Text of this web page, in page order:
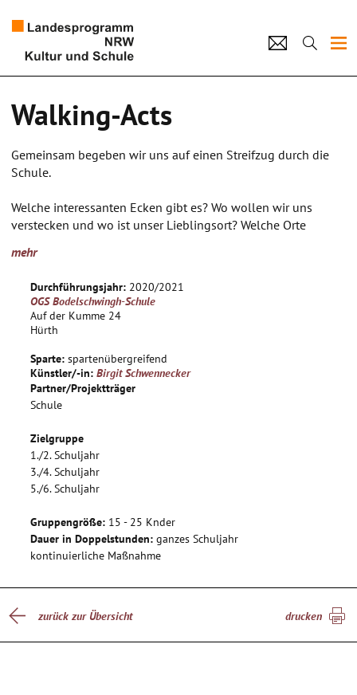
Künstlerpool
Schulen
Kultur und Schule
Walking-Acts
Gemeinsam begeben wir uns auf einen Streifzug durch die
Schule.
Welche interessanten Ecken gibt es? Wo wollen wir uns
verstecken und wo ist unser Lieblingsort? Welche Orte
uns zum Spiel ein und welche Geschichten würde die Schule
Atmosphäre der jeweiligen Örtlichkeiten inspirieren und
halten die für uns besonderen Plätze mit einer Kamera fest.
Anschließend drucken wir die Fotos großformatig aus und
passende Figuren ein, die wir an den folgenden Terminen
lebendig werden lassen: Auf dem Schulklo können Monster
wohnen und im Gebüsch auf dem Schulhof ein wildes Tier.
die für uns alltäglichen Orte der Schule, in dem wir sie zu
Schauplätzen unserer selbst entwickelten Szenen werden
lassen.
mehr
Durchführungsjahr: 2020/2021
OGS Bodelschwingh-Schule
Auf der Kumme 24
Hürth
Sparte: spartenübergreifend
Künstler/-in: Birgit Schwennecker
Partner/Projektträger
Schule
Zielgruppe
1./2. Schuljahr
3./4. Schuljahr
5./6. Schuljahr
Gruppengröße: 15 - 25 Knder
Dauer in Doppelstunden: ganzes Schuljahr
kontinuierliche Maßnahme
zurück zur Übersicht drucken